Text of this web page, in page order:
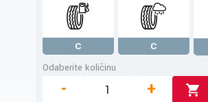
C C
Odaberite količinu
- +